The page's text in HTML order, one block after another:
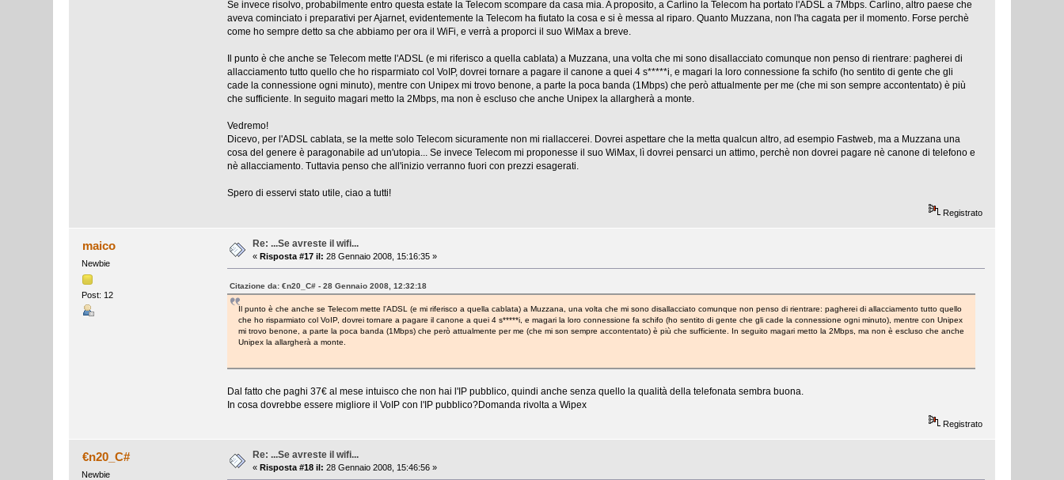
Se invece risolvo, probabilmente entro questa estate la Telecom scompare da casa mia. A proposito, a Carlino la Telecom ha portato l'ADSL a 7Mbps. Carlino, altro paese che
aveva cominciato i preparativi per Ajarnet, evidentemente la Telecom ha fiutato la cosa e si è messa al riparo. Quanto Muzzana, non l'ha cagata per il momento. Forse perchè
come ho sempre detto sa che abbiamo per ora il WiFi, e verrà a proporci il suo WiMax a breve.
Il punto è che anche se Telecom mette l'ADSL (e mi riferisco a quella cablata) a Muzzana, una volta che mi sono disallacciato comunque non penso di rientrare: pagherei di
allacciamento tutto quello che ho risparmiato col VoIP, dovrei tornare a pagare il canone a quei 4 s*****i, e magari la loro connessione fa schifo (ho sentito di gente che gli
cade la connessione ogni minuto), mentre con Unipex mi trovo benone, a parte la poca banda (1Mbps) che però attualmente per me (che mi son sempre accontentato) è più
che sufficiente. In seguito magari metto la 2Mbps, ma non è escluso che anche Unipex la allargherà a monte.
Vedremo!
Dicevo, per l'ADSL cablata, se la mette solo Telecom sicuramente non mi riallaccerei. Dovrei aspettare che la metta qualcun altro, ad esempio Fastweb, ma a Muzzana una
cosa del genere è paragonabile ad un'utopia... Se invece Telecom mi proponesse il suo WiMax, lì dovrei pensarci un attimo, perchè non dovrei pagare nè canone di telefono e
nè allacciamento. Tuttavia penso che all'inizio verranno fuori con prezzi esagerati.
Spero di esservi stato utile, ciao a tutti!
Registrato
maico
Newbie
Post: 12
Re: ...Se avreste il wifi...
«Risposta #17 il: 28 Gennaio 2008, 15:16:35 »
Citazione da: €n20_C# - 28 Gennaio 2008, 12:32:18
Il punto è che anche se Telecom mette l'ADSL (e mi riferisco a quella cablata) a Muzzana, una volta che mi sono disallacciato comunque non penso di rientrare: pagherei di allacciamento tutto quello
che ho risparmiato col VoIP, dovrei tornare a pagare il canone a quei 4 s*****i, e magari la loro connessione fa schifo (ho sentito di gente che gli cade la connessione ogni minuto), mentre con Unipex
mi trovo benone, a parte la poca banda (1Mbps) che però attualmente per me (che mi son sempre accontentato) è più che sufficiente. In seguito magari metto la 2Mbps, ma non è escluso che anche
Unipex la allargherà a monte.
Dal fatto che paghi 37€ al mese intuisco che non hai l'IP pubblico, quindi anche senza quello la qualità della telefonata sembra buona.
In cosa dovrebbe essere migliore il VoIP con l'IP pubblico?Domanda rivolta a Wipex
Registrato
€n20_C#
Newbie
Re: ...Se avreste il wifi...
«Risposta #18 il: 28 Gennaio 2008, 15:46:56 »